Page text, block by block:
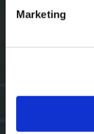
Marketing